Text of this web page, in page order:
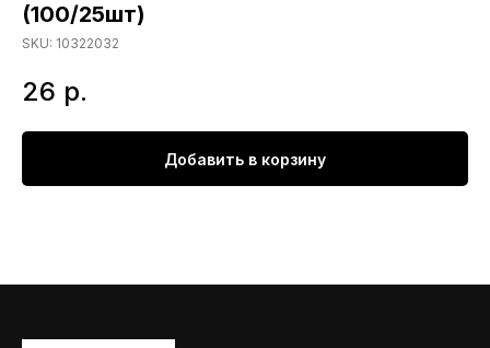
(100/25шт)
SKU: 10322032
26 р.
Добавить в корзину